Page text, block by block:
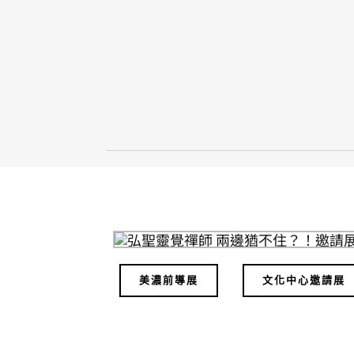
美濃前導展 文化中心邀請展